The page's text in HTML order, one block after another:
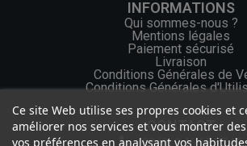
INFORMATIONS
Qui sommes-nous ?
Mentions légales
Paiement sécurisé
Livraison
Conditions Générales de
Conditions Générales
CONTACT
+33 (0) 2 46 65 57 43
Ce site Web utilise ses propres cookies et
améliorer nos services et vous montrer
vos préférences en analysant vos